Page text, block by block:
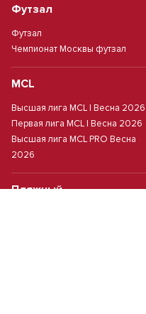
Футзал
Футзал
Чемпионат Москвы футзал
MCL
Высшая лига MCL | Весна 2026
Первая лига MCL | Весна 2026
Высшая лига MCL PRO Весна
2026
Пляжный